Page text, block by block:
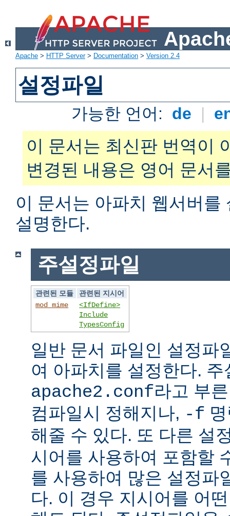
Apache > HTTP Server> Documentation > Version 2.4
설정파일
가능한 언어: de |
이 문서는 최신판 번역이
변경된 내용은 영어 문서
이 문서는 아파치 웹서버를
설명한다.
주설정파일
관련된 모듈
관련된 지시어
mod_mime
<IfDefine>
Include
TypesConfig
일반 문서 파일인 설정파
여 아파치를 설정한다.
apache2.conf라고 부
컴파일시 정해지나, -f
해줄 수 있다. 또 다른 설
시어를 사용하여 포함할
를 사용하여 많은 설정파
다. 이 경우 지시어를 어